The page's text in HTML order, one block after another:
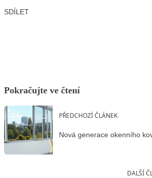
SDÍLET
Pokračujte ve čtení
PŘEDCHOZÍ ČLÁNEK
Nová generace okenního
DALŠÍ